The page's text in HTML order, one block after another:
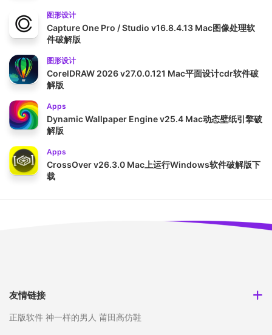
图形设计
Capture One Pro / Studio v16.8.4.13 Mac图像处理软
件破解版
图形设计
CorelDRAW 2026 v27.0.0.121 Mac平面设计cdr软件破
解版
Apps
Dynamic Wallpaper Engine v25.4 Mac动态壁纸引擎破
解版
Apps
CrossOver v26.3.0 Mac上运行Windows软件破解版下
载
友情链接
正版软件 神一样的男人 莆田高仿鞋